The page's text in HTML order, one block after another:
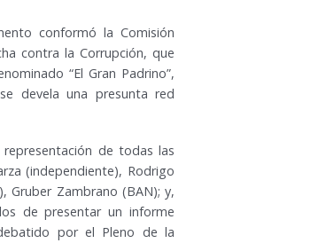
conformó la Comisión
contra la Corrupción, que
“El Gran Padrino”,
devela una presunta red
de todas las
(independiente), Rodrigo
Gruber Zambrano (BAN); y,
de presentar un informe
por el Pleno de la